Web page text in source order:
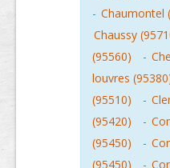
- Chaumontel
Chaussy
(95560)
-
louvres
(95510)
-
(95420)
-
(95450)
-
(95450)
-